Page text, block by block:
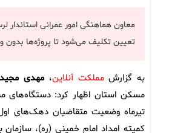
معاون هماهنگی امور عمرانی
تعیین تکلیف می‌شود تا پروژه‌ها بدون
به گزارشمملکت آنلاین، مهدی
مسکن استان اظهار کرد: دستگاه‌های
تیرماه وضعیت متقاضیان دهک‌های
کمیته امداد امام خمینی (ره)،